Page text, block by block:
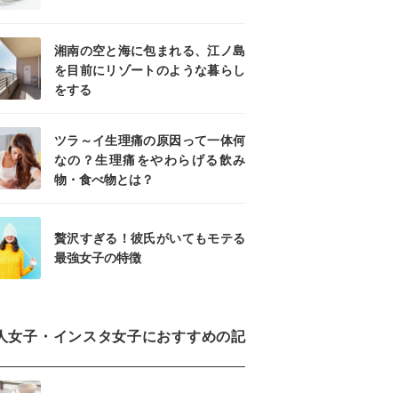
湘南の空と海に包まれる、江ノ島
を目前にリゾートのような暮らし
をする
ツラ～イ生理痛の原因って一体何
なの？生理痛をやわらげる飲み
物・食べ物とは？
贅沢すぎる！彼氏がいてもモテる
最強女子の特徴
女子・インスタ女子におすすめの記